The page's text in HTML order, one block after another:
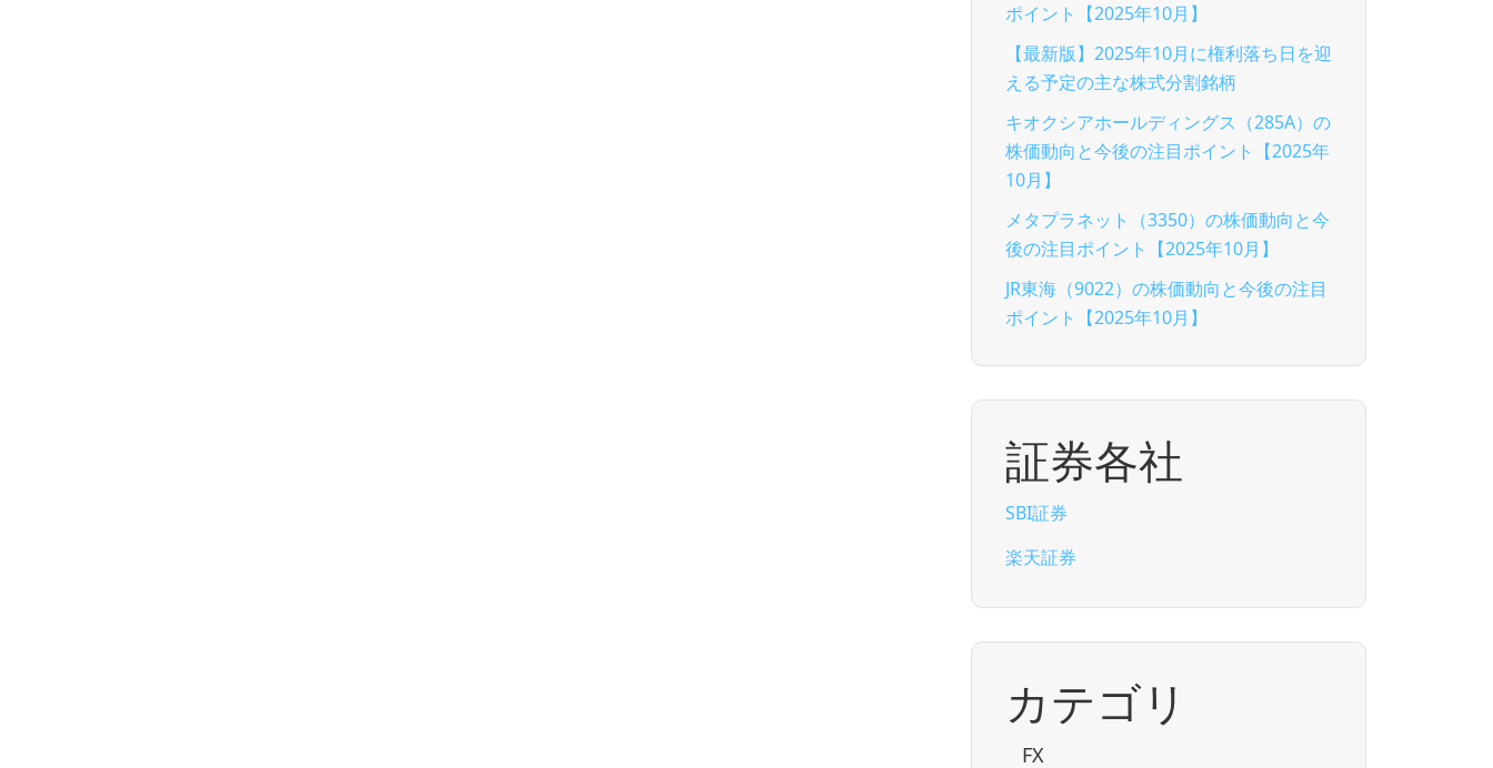
ポイント【2025年10月】
【最新版】2025年10月に権利落ち日を迎
える予定の主な株式分割銘柄
キオクシアホールディングス（285A）の
株価動向と今後の注目ポイント【2025年
10月】
メタプラネット（3350）の株価動向と今
後の注目ポイント【2025年10月】
JR東海（9022）の株価動向と今後の注目
ポイント【2025年10月】
証券各社
SBI証券
楽天証券
カテゴリ
FX